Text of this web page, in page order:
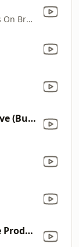
Daron Malakian And Scars On Broadway
I'd Do Anything for Love (But I Won't Do That) [Single Edit]
Maria Maria (feat. The Product G&B) [Radio Mix]